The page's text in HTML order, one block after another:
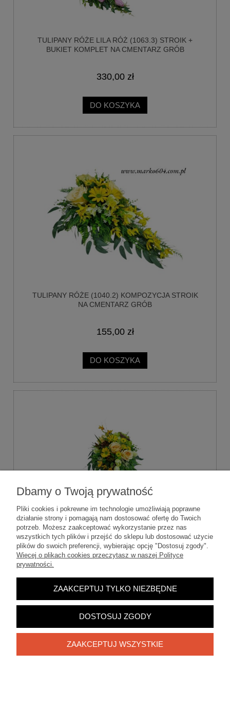
TULIPANY RÓŻE LILA RÓŻ (1063.3) STROIK +
BUKIET KOMPLET NA CMENTARZ GRÓB
330,00 zł
DO KOSZYKA
TULIPANY RÓŻE (1040.2) KOMPOZYCJA STROIK
NA CMENTARZ GRÓB
155,00 zł
DO KOSZYKA
TULIPANY LIMONKA RÓŻE (1040.5) KOMPOZYCJA
STROIK NA CMENTARZ GRÓB
165,00 zł
DO KOSZYKA
Dbamy o Twoją prywatność
Pliki cookies i pokrewne im technologie umożliwiają poprawne
działanie strony i pomagają nam dostosować ofertę do Twoich
potrzeb. Możesz zaakceptować wykorzystanie przez nas
wszystkich tych plików i przejść do sklepu lub dostosować użycie
plików do swoich preferencji, wybierając opcję "Dostosuj zgody".
Więcej o plikach cookies przeczytasz w naszej Polityce
prywatności.
ZAAKCEPTUJ TYLKO NIEZBĘDNE
DOSTOSUJ ZGODY
ZAAKCEPTUJ WSZYSTKIE